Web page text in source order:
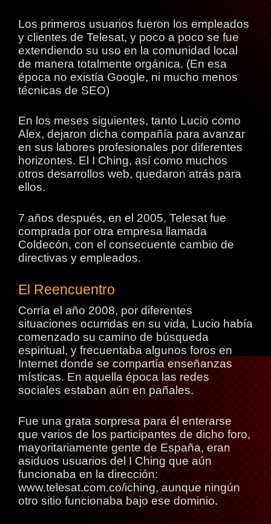
Los primeros usuarios fueron los empleados
y clientes de Telesat, y poco a poco se fue
extendiendo su uso en la comunidad local
de manera totalmente orgánica. (En esa
época no existía Google, ni mucho menos
técnicas de SEO)
En los meses siguientes, tanto Lucio como
Alex, dejaron dicha compañía para avanzar
en sus labores profesionales por diferentes
horizontes. El I Ching, así como muchos
otros desarrollos web, quedaron atrás para
ellos.
7 años después, en el 2005, Telesat fue
comprada por otra empresa llamada
Coldecón, con el consecuente cambio de
directivas y empleados.
El Reencuentro
Corría el año 2008, por diferentes
situaciones ocurridas en su vida, Lucio había
comenzado su camino de búsqueda
espiritual, y frecuentaba algunos foros en
Internet donde se compartía enseñanzas
místicas. En aquella época las redes
sociales estaban aún en pañales.
Fue una grata sorpresa para él enterarse
que varios de los participantes de dicho foro,
mayoritariamente gente de España, eran
asiduos usuarios del I Ching que aún
funcionaba en la dirección:
www.telesat.com.co/iching, aunque ningún
otro sitio funcionaba bajo ese dominio.